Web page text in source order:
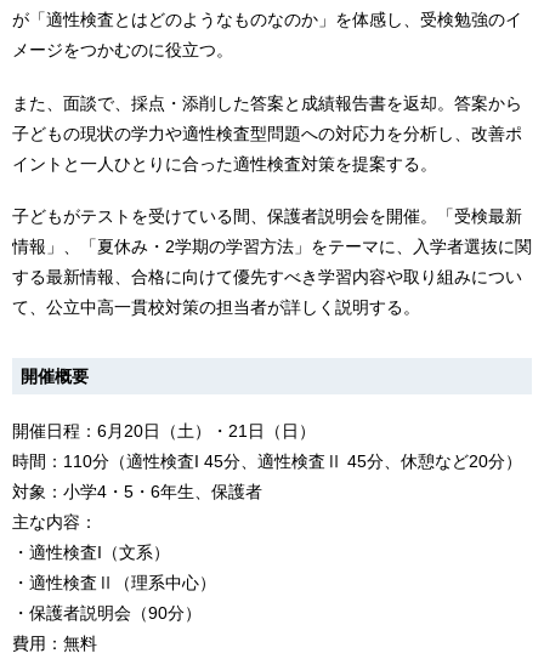
が「適性検査とはどのようなものなのか」を体感し、受検勉強のイ
メージをつかむのに役立つ。
また、面談で、採点・添削した答案と成績報告書を返却。答案から
子どもの現状の学力や適性検査型問題への対応力を分析し、改善ポ
イントと一人ひとりに合った適性検査対策を提案する。
子どもがテストを受けている間、保護者説明会を開催。「受検最新
情報」、「夏休み・2学期の学習方法」をテーマに、入学者選抜に関
する最新情報、合格に向けて優先すべき学習内容や取り組みについ
て、公立中高一貫校対策の担当者が詳しく説明する。
開催概要
開催日程：6月20日（土）・21日（日）
時間：110分（適性検査I 45分、適性検査Ⅱ 45分、休憩など20分）
対象：小学4・5・6年生、保護者
主な内容：
・適性検査I（文系）
・適性検査Ⅱ（理系中心）
・保護者説明会（90分）
費用：無料